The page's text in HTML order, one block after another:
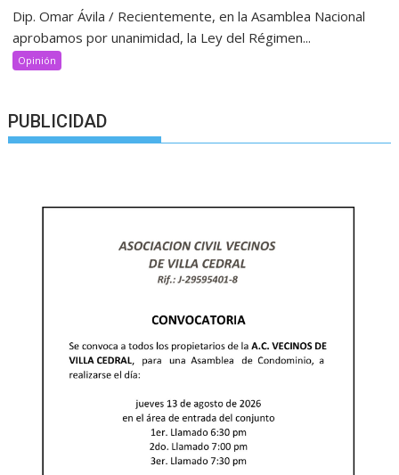
Dip. Omar Ávila / Recientemente, en la Asamblea Nacional
aprobamos por unanimidad, la Ley del Régimen...
Opinión
PUBLICIDAD